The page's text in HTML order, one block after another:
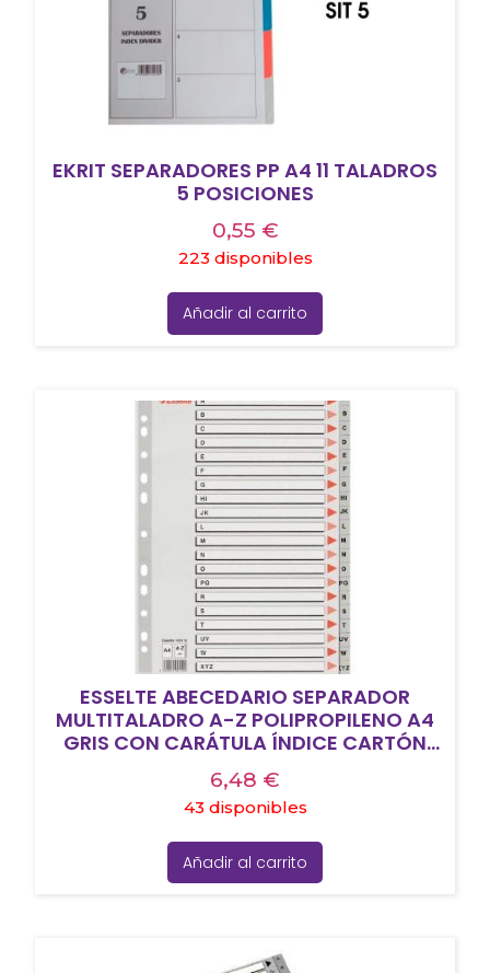
EKRIT SEPARADORES PP A4 11 TALADROS
5 POSICIONES
0,55 €
223 disponibles
Añadir al carrito
ESSELTE ABECEDARIO SEPARADOR
MULTITALADRO A-Z POLIPROPILENO A4
GRIS CON CARÁTULA ÍNDICE CARTÓN
6,48 €
43 disponibles
Añadir al carrito